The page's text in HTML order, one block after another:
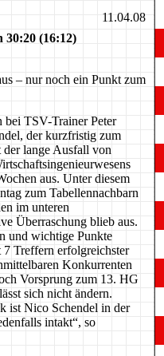
11.04.08
30:20 (16:12)
– nur noch ein Punkt zum
bei TSV-Trainer Peter
der kurzfristig zum
der lange Ausfall von
aus. Unter diesem
zum Tabellennachbarn
im unteren
Überraschung blieb aus.
und wichtige Punkte
Treffern erfolgreichster
Konkurrenten
Vorsprung zum 13. HG
sich nicht ändern.
ist Nico Schendel in der
intakt“, so